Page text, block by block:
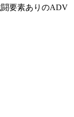
要素ありのADV